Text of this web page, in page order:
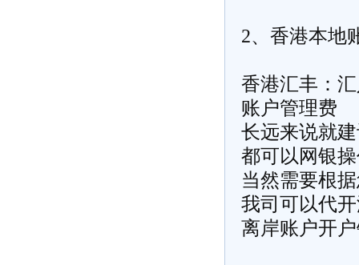
2、香港本地
香港汇丰：
账户管理费
长远来说就
都可以网银
当然需要根
我司可以代
离岸账户开